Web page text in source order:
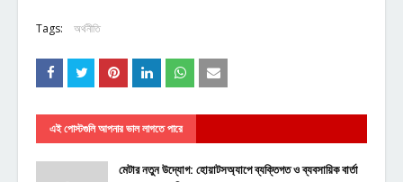
Tags: অর্থনীতি
এই পোস্টগুলি আপনার ভাল লাগতে পারে
মেটার নতুন উদ্যোগ: হোয়াটসঅ্যাপে ব্যক্তিগত ও ব্যবসায়িক বার্তা